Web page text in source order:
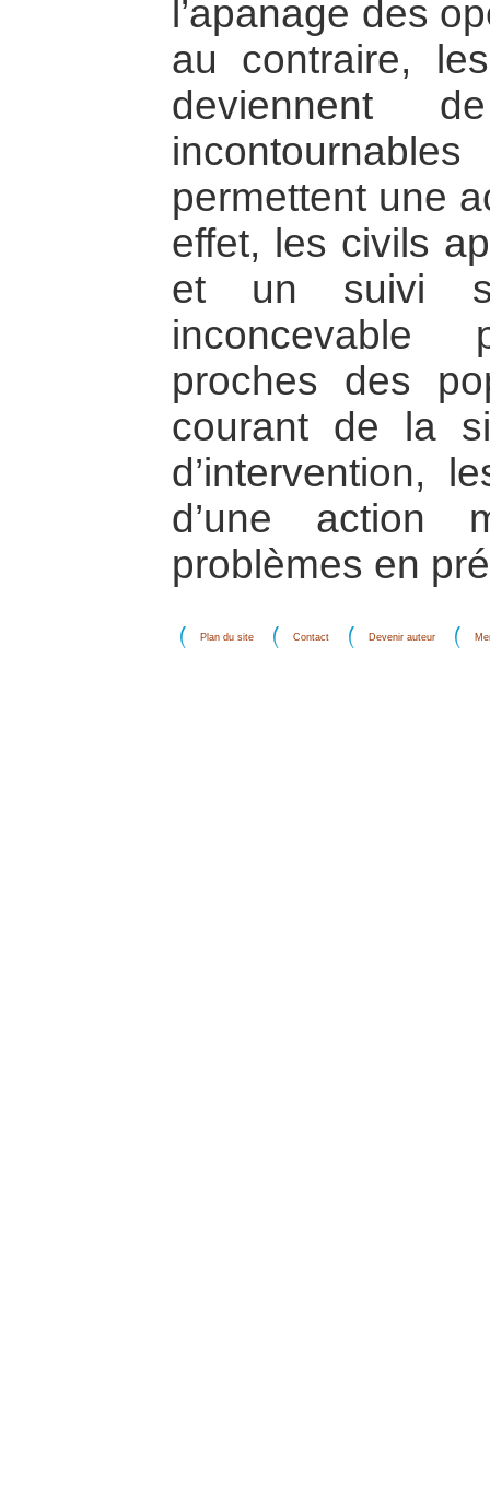
l’apanage des
au contraire,
deviennent
permettent une
effet, les civils
et un suivi
proches des
courant de la
d’intervention,
d’une action
problèmes en
Plan du site Contact Devenir auteur